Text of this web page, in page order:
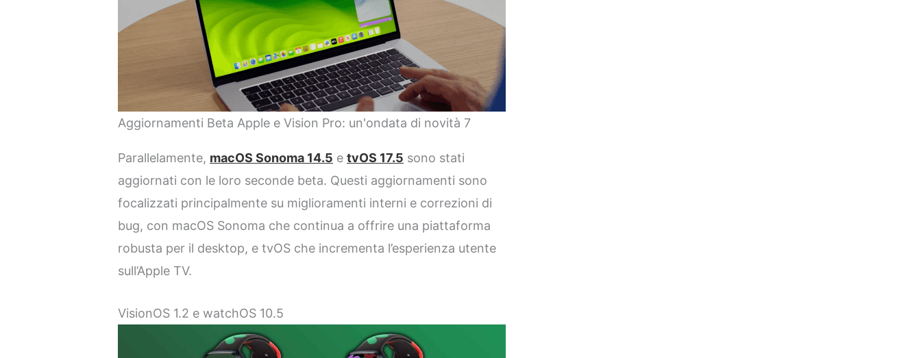
Aggiornamenti Beta Apple e Vision Pro: un'ondata di novità 7
Parallelamente, macOS Sonoma 14.5 etvOS 17.5 sono stati
aggiornati con le loro seconde beta. Questi aggiornamenti sono
focalizzati principalmente su miglioramenti interni e correzioni di
bug, con macOS Sonoma che continua a offrire una piattaforma
robusta per il desktop, e tvOS che incrementa l’esperienza utente
sull’Apple TV.
VisionOS 1.2 e watchOS 10.5